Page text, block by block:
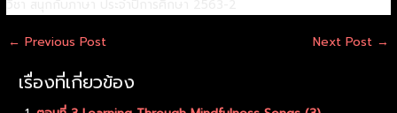
← Previous Post Next Post →
เรื่องที่เกี่ยวข้อง